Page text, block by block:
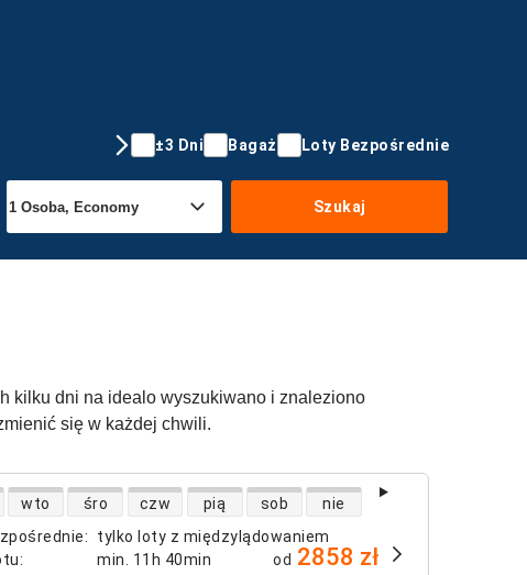
±3 Dni Bagaż Loty Bezpośrednie
Szukaj
kilku dni na idealo wyszukiwano i znaleziono
się w każdej chwili.
:
tylko loty z międzylądowaniem
: min. 11h 40min
lotów bezpośrednich
wto śro czw pią sob nie
od 2858 zł